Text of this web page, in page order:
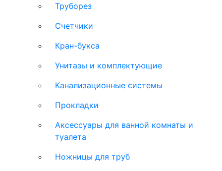
Труборез
Счетчики
Кран-букса
Унитазы и комплектующие
Канализационные системы
Прокладки
Аксессуары для ванной комнаты и
туалета
Ножницы для труб